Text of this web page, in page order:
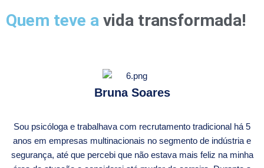
Quem teve a vida transformada!
Bruna Soares
Sou psicóloga e trabalhava com recrutamento tradicional há 5
anos em empresas multinacionais no segmento de indústria e
segurança, até que percebi que não estava mais feliz na minha